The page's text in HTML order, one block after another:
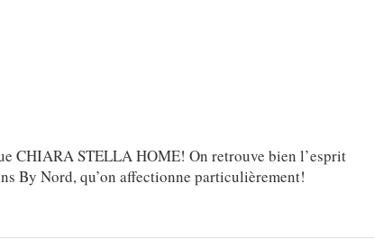
CHIARA STELLA HOME! On retrouve bien l’esprit
By Nord, qu’on affectionne particulièrement!